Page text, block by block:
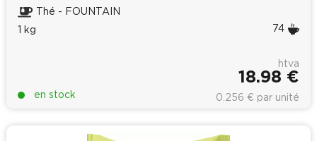
Thé - FOUNTAIN
1 kg
74
en stock
htva
18.98 €
0.256 € par unité